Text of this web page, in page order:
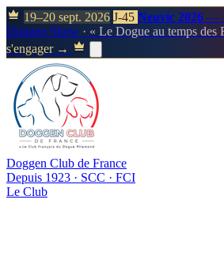
19–20 sept. 2026 J-45 Neuvic 2026 —
Doggen Show · « Le Dogue au temps des
s'engager →
Doggen Club de France
Depuis 1923 · SCC · FCI
Le Club